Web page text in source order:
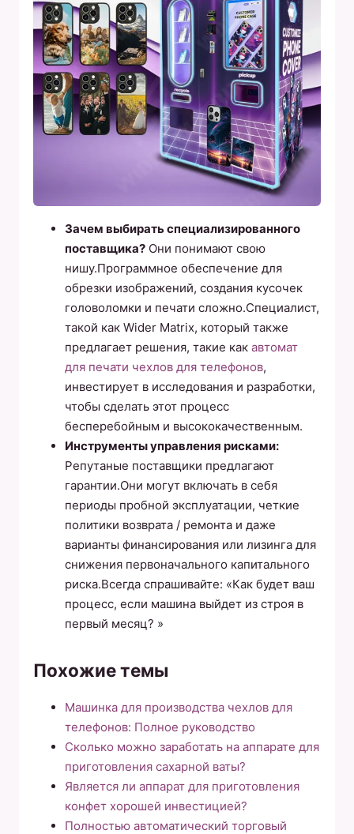
Зачем выбирать специализированного
поставщика? Они понимают свою
нишу.Программное обеспечение для
обрезки изображений, создания кусочек
головоломки и печати сложно.Специалист,
такой как Wider Matrix, который также
предлагает решения, такие как автомат
для печати чехлов для телефонов,
инвестирует в исследования и разработки,
чтобы сделать этот процесс
бесперебойным и высококачественным.
Инструменты управления рисками:
Репутаные поставщики предлагают
гарантии.Они могут включать в себя
периоды пробной эксплуатации, четкие
политики возврата / ремонта и даже
варианты финансирования или лизинга для
снижения первоначального капитального
риска.Всегда спрашивайте: «Как будет ваш
процесс, если машина выйдет из строя в
первый месяц? »
Похожие темы
Машинка для производства чехлов для
телефонов: Полное руководство
Сколько можно заработать на аппарате для
приготовления сахарной ваты?
Является ли аппарат для приготовления
конфет хорошей инвестицией?
Полностью автоматический торговый